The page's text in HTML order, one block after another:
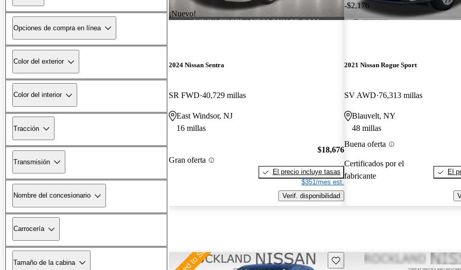
Opciones de compra en línea
Color del exterior
Color del interior
Tracción
Transmisión
Nombre del concesionario
Carrocería
Tamaño de la cabina
¡Nuevo!
2024 Nissan Sentra
SR FWD 40,729 millas
East Windsor, NJ
16 millas
Gran oferta
$18,676
El precio incluye tasas
$351/mes est.
Verif. disponibilidad
-$2,176
2021 Nissan Rogue Sport
SV AWD 76,313 millas
Blauvelt, NY
48 millas
Buena oferta
Certificados por el
fabricante
El
Guarda este Aviso